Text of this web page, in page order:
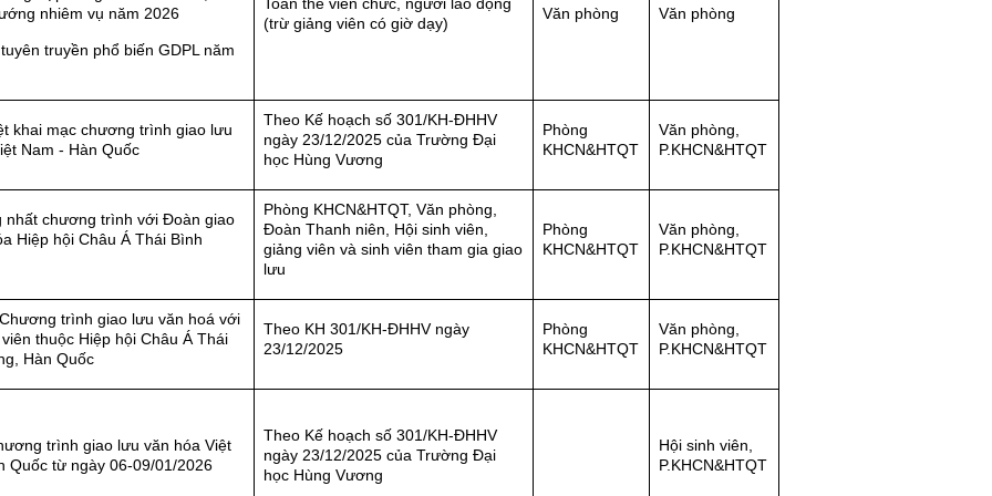
nhiêm vụ năm 2026
truyền phổ biến GDPL năm
Toàn thể viên chức, người lao động
(trừ giảng viên có giờ dạy)
Văn phòng Văn phòng
khai mạc chương trình giao lưu
Nam - Hàn Quốc
Theo Kế hoạch số 301/KH-ĐHHV
ngày 23/12/2025 của Trường Đại
học Hùng Vương
Phòng
KHCN&HTQT
Văn phòng,
P.KHCN&HTQT
nhất chương trình với Đoàn giao
Hiệp hội Châu Á Thái Bình
Phòng KHCN&HTQT, Văn phòng,
Đoàn Thanh niên, Hội sinh viên,
giảng viên và sinh viên tham gia giao
lưu
Phòng
KHCN&HTQT
Văn phòng,
P.KHCN&HTQT
trình giao lưu văn hoá với
thuộc Hiệp hội Châu Á Thái
Hàn Quốc
Theo KH 301/KH-ĐHHV ngày
23/12/2025
Phòng
KHCN&HTQT
Văn phòng,
P.KHCN&HTQT
trình giao lưu văn hóa Việt
Quốc từ ngày 06-09/01/2026
Theo Kế hoạch số 301/KH-ĐHHV
ngày 23/12/2025 của Trường Đại
học Hùng Vương
Hội sinh viên,
P.KHCN&HTQT